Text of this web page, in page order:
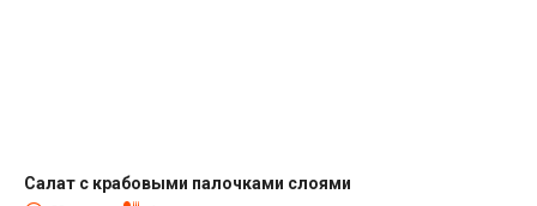
Салат с крабовыми палочками слоями